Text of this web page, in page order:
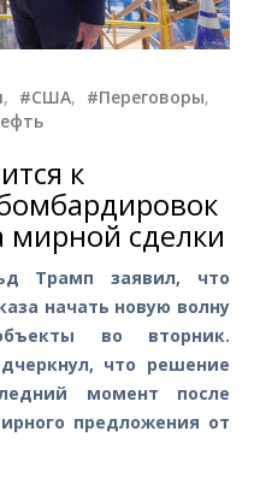
, #США, #Переговоры,
к
мирной сделки
Трамп заявил, что
начать новую волну
во вторник.
что решение
момент после
предложения от